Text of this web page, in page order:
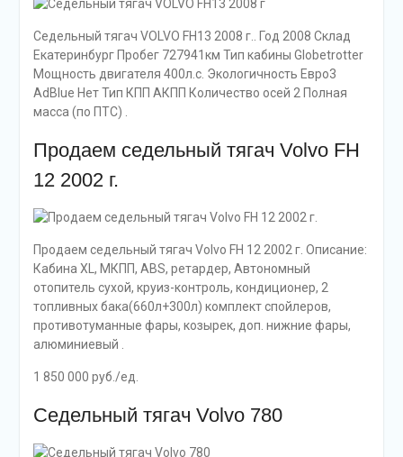
Седельный тягач VOLVO FH13 2008 г.. Год 2008 Склад
Екатеринбург Пробег 727941км Тип кабины Globetrotter
Мощность двигателя 400л.с. Экологичность Евро3
AdBlue Нет Тип КПП АКПП Количество осей 2 Полная
масса (по ПТС) .
Продаем седельный тягач Volvo FH
12 2002 г.
Продаем седельный тягач Volvo FH 12 2002 г. Описание:
Кабина XL, МКПП, ABS, ретардер, Автономный
отопитель сухой, круиз-контроль, кондиционер, 2
топливных бака(660л+300л) комплект спойлеров,
противотуманные фары, козырек, доп. нижние фары,
алюминиевый .
1 850 000 руб./ед.
Седельный тягач Volvo 780